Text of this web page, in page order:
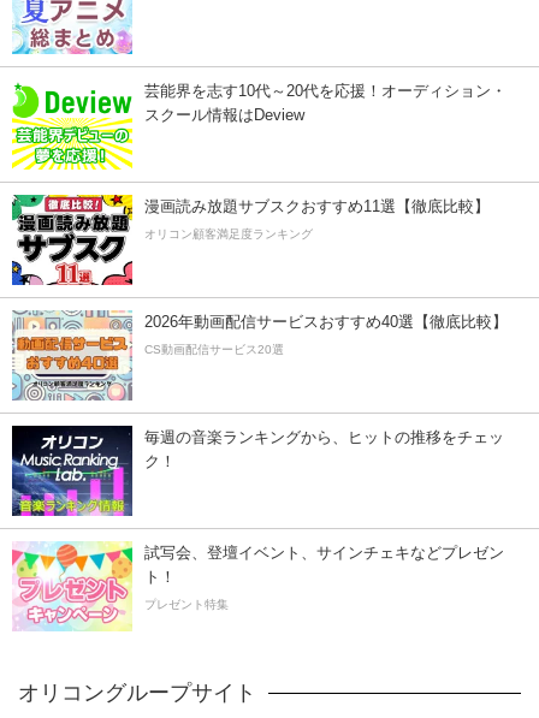
芸能界を志す10代～20代を応援！オーディション・
スクール情報はDeview
漫画読み放題サブスクおすすめ11選【徹底比較】
オリコン顧客満足度ランキング
2026年動画配信サービスおすすめ40選【徹底比較】
CS動画配信サービス20選
毎週の音楽ランキングから、ヒットの推移をチェッ
ク！
試写会、登壇イベント、サインチェキなどプレゼン
ト！
プレゼント特集
オリコングループサイト